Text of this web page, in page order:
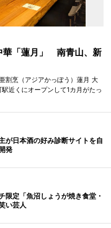
華「蓮月」 南青山、新
割烹（アジアかっぽう）蓮月 大
近くにオープンして1カ月がたっ
が日本酒の好み診断サイトを自
発
限定「魚沼しょうが焼き食堂・
い芸人